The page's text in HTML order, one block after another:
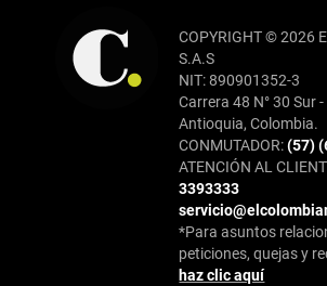
COPYRIGHT © 2026
S.A.S
NIT: 890901352-3
Carrera 48 N° 30 Sur
Antioquia, Colombia.
CONMUTADOR:(57)
ATENCIÓN AL
3393333
*Para asuntos
peticiones, quejas y
haz clic aquí